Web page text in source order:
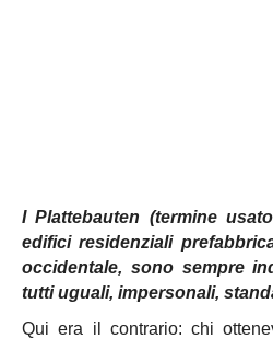
I Plattebauten (termine
edifici residenziali
occidentale, sono sempre
tutti uguali, impersonali,
Qui era il contrario: chi